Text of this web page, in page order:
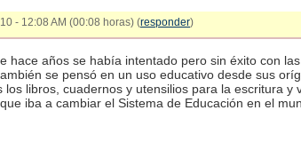
- 12:08 AM (00:08 horas) (responder)
hace años se había intentado pero sin éxito con
se pensó en un uso educativo desde sus
libros, cuadernos y utensilios para la escritura y
iba a cambiar el Sistema de Educación en el